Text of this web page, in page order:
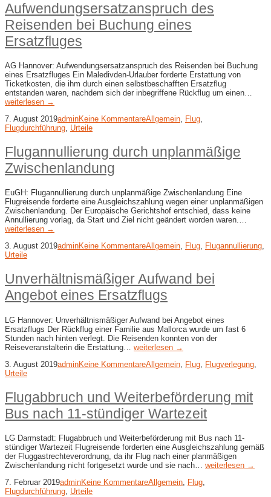
Aufwendungsersatzanspruch des
Reisenden bei Buchung eines
Ersatzfluges
AG Hannover: Aufwendungsersatzanspruch des Reisenden bei Buchung
eines Ersatzfluges Ein Maledivden-Urlauber forderte Erstattung von
Ticketkosten, die ihm durch einen selbstbeschafften Ersatzflug
entstanden waren, nachdem sich der inbegriffene Rückflug um einen…
weiterlesen →
7. August 2019adminKeine KommentareAllgemein, Flug,
Flugdurchführung, Urteile
Flugannullierung durch unplanmäßige
Zwischenlandung
EuGH: Flugannullierung durch unplanmäßige Zwischenlandung Eine
Flugreisende forderte eine Ausgleichszahlung wegen einer unplanmäßigen
Zwischenlandung. Der Europäische Gerichtshof entschied, dass keine
Annullierung vorlag, da Start und Ziel nicht geändert worden waren.…
weiterlesen →
3. August 2019adminKeine KommentareAllgemein, Flug, Flugannullierung,
Urteile
Unverhältnismäßiger Aufwand bei
Angebot eines Ersatzflugs
LG Hannover: Unverhältnismäßiger Aufwand bei Angebot eines
Ersatzflugs Der Rückflug einer Familie aus Mallorca wurde um fast 6
Stunden nach hinten verlegt. Die Reisenden konnten von der
Reiseveranstalterin die Erstattung… weiterlesen →
3. August 2019adminKeine KommentareAllgemein Flug Flugverlegung
Urteile
Flugabbruch und Weiterbeförderung mit
Bus nach 11-stündiger Wartezeit
LG Darmstadt: Flugabbruch und Weiterbeförderung mit Bus nach 11-
stündiger Wartezeit Flugreisende forderten eine Ausgleichszahlung gemäß
der Fluggastrechteverordnung, da ihr Flug nach einer planmäßigen
Zwischenlandung nicht fortgesetzt wurde und sie nach… weiterlesen →
7. Februar 2019adminKeine KommentareAllgemein Flug
Flugdurchführung Urteile